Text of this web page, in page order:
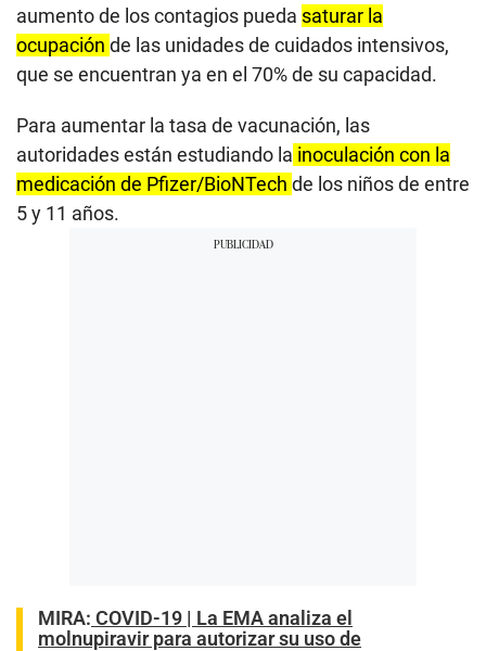
aumento de los contagios pueda saturar la
ocupación de las unidades de cuidados intensivos,
que se encuentran ya en el 70% de su capacidad.
Para aumentar la tasa de vacunación, las
autoridades están estudiando la inoculación con la
medicación de Pfizer/BioNTech de los niños de entre
5 y 11 años.
MIRA: COVID-19 | La EMA analiza el
molnupiravir para autorizar su uso de